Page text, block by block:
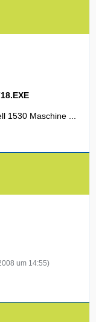
1530 Maschine ...
um 14:55)